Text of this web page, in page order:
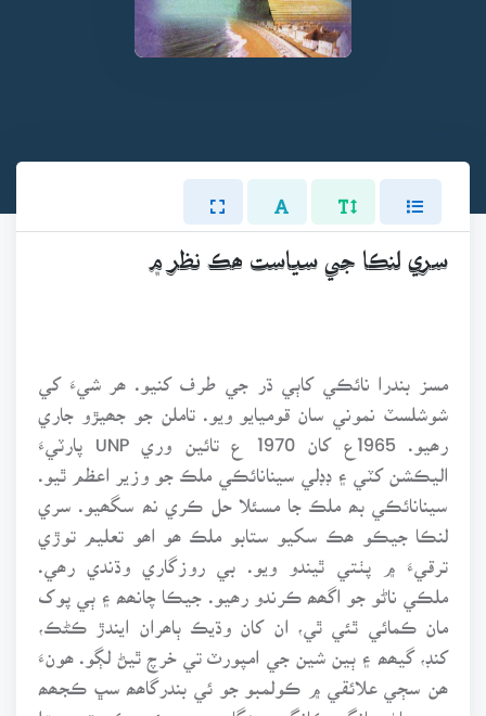
سري لنڪا جي سياست ھڪ نظر ۾
مسز بندرا نائڪي کاٻي ڌر جي طرف کنيو. ھر شيءَ کي
شوشلسٽ نموني سان قوميايو ويو. تاملن جو جھيڙو جاري
رھيو. 1965ع کان 1970 ع تائين وري UNP پارٽيءَ
اليڪشن کٽي ۽ ڊڊلي سينانائڪي ملڪ جو وزير اعظم ٿيو.
سينانائڪي بھ ملڪ جا مسئلا حل ڪري نھ سگھيو. سري
لنڪا جيڪو ھڪ سکيو ستابو ملڪ ھو اھو تعليم توڙي
ترقيءَ ۾ پٺتي ٿيندو ويو. بي روزگاري وڌندي رھي.
ملڪي ناڻو جو اگھھ ڪرندو رھيو. جيڪا چانھھ ۽ ٻي پوک
مان ڪمائي ٿئي ٿي، ان کان وڌيڪ ٻاھران ايندڙ ڪڻڪ،
کنڊ، گيھھ ۽ ٻين شين جي امپورٽ تي خرچ ٿيڻ لڳو. ھونءَ
ھن سڄي علائقي ۾ ڪولمبو جو ئي بندرگاھھ سڀ ڪجھھ
ھو. ھاڻ ھانگ ڪانگ، سنگاپور ۽ دبئي ڪويت جھڙا